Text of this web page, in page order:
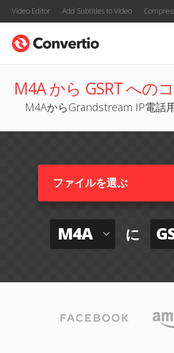
Video Editor Add Subtitles to Video
M4A から GSRT への
M4AからGrandstream IP電話
ファイルを選ぶ
M4A に